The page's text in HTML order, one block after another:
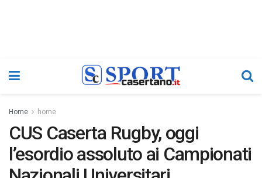
Home home
CUS Caserta Rugby, oggi
l’esordio assoluto ai Campionati